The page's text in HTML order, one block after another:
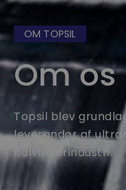
OM TOPSIL
Om os
Topsil blev
leverandør af
halvlederindustri.